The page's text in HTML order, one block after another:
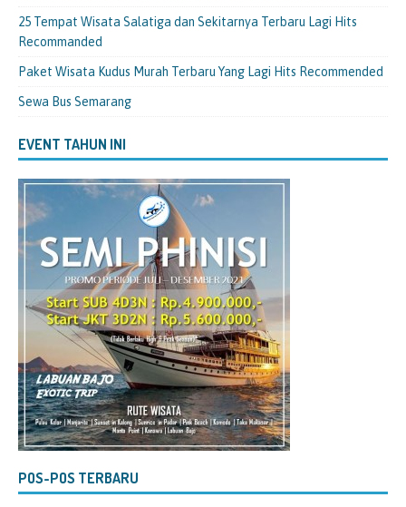
25 Tempat Wisata Salatiga dan Sekitarnya Terbaru Lagi Hits
Recommanded
Paket Wisata Kudus Murah Terbaru Yang Lagi Hits Recommended
Sewa Bus Semarang
EVENT TAHUN INI
POS-POS TERBARU